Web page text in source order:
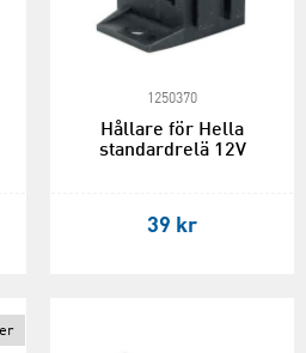
1250370
Hållare för Hella
standardrelä 12V
39 kr